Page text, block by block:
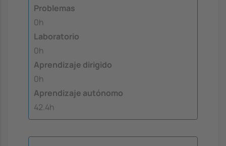
Problemas
0h
Laboratorio
0h
Aprendizaje dirigido
0h
Aprendizaje autónomo
42.4h